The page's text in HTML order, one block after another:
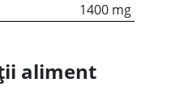
1400 mg
aliment